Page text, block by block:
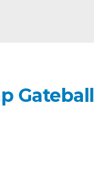
Gateball